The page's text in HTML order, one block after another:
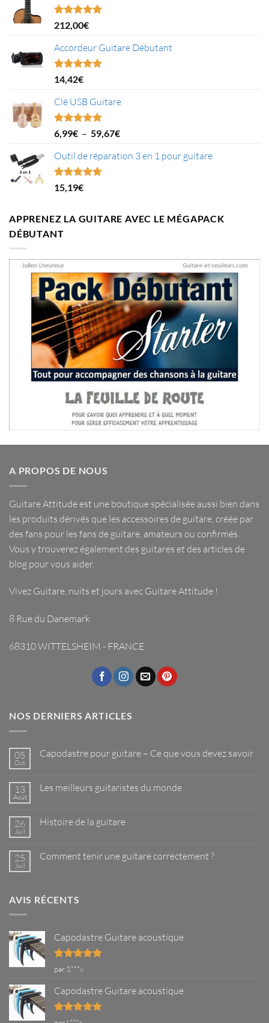
Note5.00
sur 5
212,00€
Accordeur Guitare Débutant
Note5.00
sur 5
14,42€
Clé USB Guitare
Note5.00
sur 5
6,99€ – 59,67€Plage
prix :
Outil de réparation 3 en 1 pour guitare
Note5.00
sur 5
15,19€
APPRENEZ LA GUITARE AVEC LE MÉGAPACK
DÉBUTANT
A PROPOS DE NOUS
Guitare Attitude est une boutique spécialisée aussi bien dans
les produits dérivés que les accessoires de guitare , créée par
des fans pour les fans de guitare, amateurs ou confirmés.
Vous y trouverez également des guitares et des articles de
blog pour vous aider.
Vivez Guitare, nuits et jours avec Guitare Attitude !
8 Rue du Danemark
68310 WITTELSHEIM - FRANCE
NOS DERNIERS ARTICLES
05
Oct
Capodastre pour guitare – Ce que vous devez savoir
Capodastre
Ce
que
13
Août
Les meilleurs guitaristes du monde
Les
monde
26
Juil
Histoire de la guitare
Histoire
25
Juil
Comment tenir une guitare correctement ?
tenir
?
AVIS RÉCENTS
Capodastre Guitare acoustique
Note5sur
par S***v
Capodastre Guitare acoustique
Note5